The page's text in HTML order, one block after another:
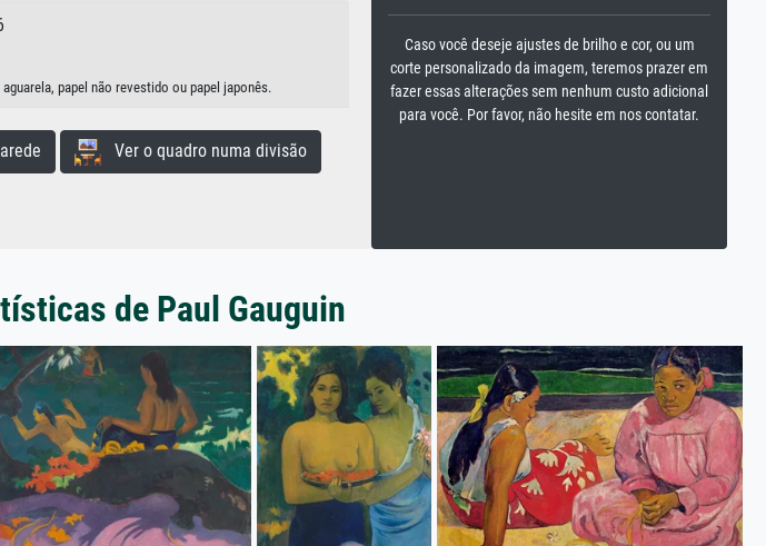
papel não revestido ou papel japonês.
Ver o quadro numa divisão
Caso você deseje ajustes de brilho e cor, ou um
corte personalizado da imagem, teremos prazer em
fazer essas alterações sem nenhum custo adicional
para você. Por favor, não hesite em nos contatar.
de Paul Gauguin